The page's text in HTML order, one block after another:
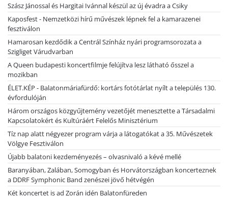
Szász Jánossal és Hargitai Ivánnal készül az új évadra a Csiky
Kaposfest - Nemzetközi hírű művészek lépnek fel a kamarazenei
fesztiválon
Hamarosan kezdődik a Centrál Színház nyári programsorozata a
Szigliget Várudvarban
A Queen budapesti koncertfilmje felújítva lesz látható ősszel a
mozikban
ÉLET.KÉP - Balatonmáriafürdő: kortárs fotótárlat nyílt a település 130.
évfordulóján
Három országos közgyűjtemény vezetőjét menesztette a Társadalmi
Kapcsolatokért és Kultúráért Felelős Minisztérium
Tíz nap alatt négyezer program várja a látogatókat a 35. Művészetek
Völgye Fesztiválon
Újabb balatoni kezdeményezés – olvasnivaló a kévé mellé
Baranyában, Zalában, Somogyban és Horvátországban koncerteznek
a DDRF Symphonic Band zenészei jövő hétvégén
Két koncertet is ad Zorán idén Balatonfüreden